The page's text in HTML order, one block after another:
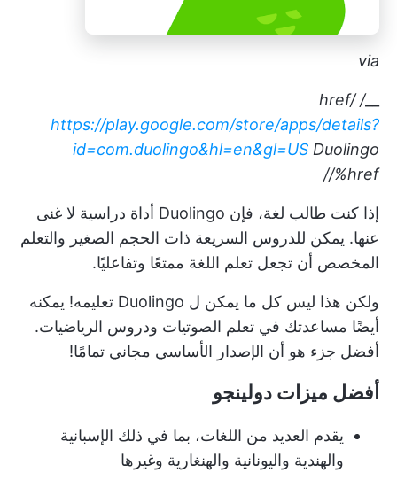
via
__
/ href/
https://play.google.com/store/apps/details?
id=com.duolingo&hl=en&gl=US Duolingo
/%href/
إذا كنت طالب لغة، فإن Duolingo أداة دراسية لا غنى
عنها. يمكن للدروس السريعة ذات الحجم الصغير والتعلم
المخصص أن تجعل تعلم اللغة ممتعًا وتفاعليًا.
ولكن هذا ليس كل ما يمكن ل Duolingo تعليمه! يمكنه
أيضًا مساعدتك في تعلم الصوتيات ودروس الرياضيات.
أفضل جزء هو أن الإصدار الأساسي مجاني تمامًا!
أفضل ميزات دولينجو
يقدم العديد من اللغات، بما في ذلك الإسبانية
والهندية واليونانية والهنغارية وغيرها